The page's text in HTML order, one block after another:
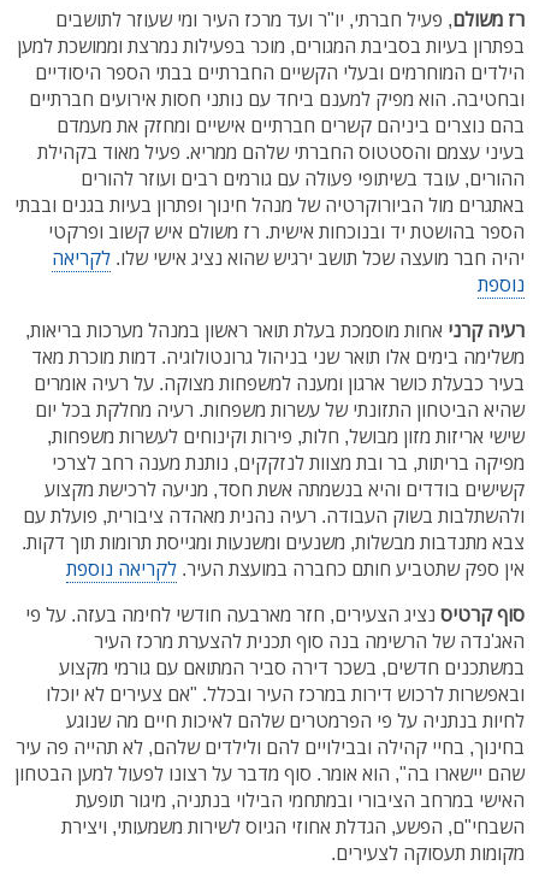
רז משולם, פעיל חברתי, יו"ר ועד מרכז העיר ומי שעוזר לתושבים
בפתרון בעיות בסביבת המגורים, מוכר בפעילות נמרצת וממושכת למען
הילדים המוחרמים ובעלי הקשיים החברתיים בבתי הספר היסודיים
ובחטיבה. הוא מפיק למענם ביחד עם נותני חסות אירועים חברתיים
בהם נוצרים ביניהם קשרים חברתיים אישיים ומחזק את מעמדם
בעיני עצמם והסטטוס החברתי שלהם ממריא. פעיל מאוד בקהילת
ההורים, עובד בשיתופי פעולה עם גורמים רבים ועוזר להורים
באתגרים מול הביורוקרטיה של מנהל חינוך ופתרון בעיות בגנים ובבתי
הספר בהושטת יד ובנוכחות אישית. רז משולם איש קשוב ופרקטי
יהיה חבר מועצה שכל תושב ירגיש שהוא נציג אישי שלו. לקריאה
נוספת
רעיה קרני אחות מוסמכת בעלת תואר ראשון במנהל מערכות בריאות,
משלימה בימים אלו תואר שני בניהול גרונטולוגיה. דמות מוכרת מאד
בעיר כבעלת כושר ארגון ומענה למשפחות מצוקה. על רעיה אומרים
שהיא הביטחון התזונתי של עשרות משפחות. רעיה מחלקת בכל יום
שישי אריזות מזון מבושל, חלות, פירות וקינוחים לעשרות משפחות,
מפיקה בריתות, בר ובת מצוות לנזקקים, נותנת מענה רחב לצרכי
קשישים בודדים והיא בנשמתה אשת חסד, מניעה לרכישת מקצוע
ולהשתלבות בשוק העבודה. רעיה נהנית מאהדה ציבורית, פועלת עם
צבא מתנדבות מבשלות, משנעים ומשנעות ומגייסת תרומות תוך דקות.
אין ספק שתטביע חותם כחברה במועצת העיר. לקריאה נוספת
סוף קרטיס נציג הצעירים, חזר מארבעה חודשי לחימה בעזה. על פי
האג'נדה של הרשימה בנה סוף תכנית להצערת מרכז העיר
במשתכנים חדשים, בשכר דירה סביר המתואם עם גורמי מקצוע
ובאפשרות לרכוש דירות במרכז העיר ובכלל. "אם צעירים לא יוכלו
לחיות בנתניה על פי הפרמטרים שלהם לאיכות חיים מה שנוגע
בחינוך, בחיי קהילה ובבילויים להם ולילדים שלהם, לא תהייה פה עיר
שהם יישארו בה", הוא אומר. סוף מדבר על רצונו לפעול למען הבטחון
האישי במרחב הציבורי ובמתחמי הבילוי בנתניה, מיגור תופעת
השבחי"ם, הפשע, הגדלת אחוזי הגיוס לשירות משמעותי, ויצירת
מקומות תעסוקה לצעירים.